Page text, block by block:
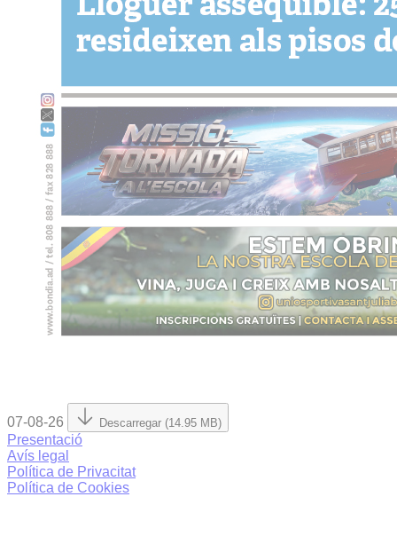
07-08-26 Descarregar (14.95 MB)
Presentació
Avís legal
Política de Privacitat
Política de Cookies